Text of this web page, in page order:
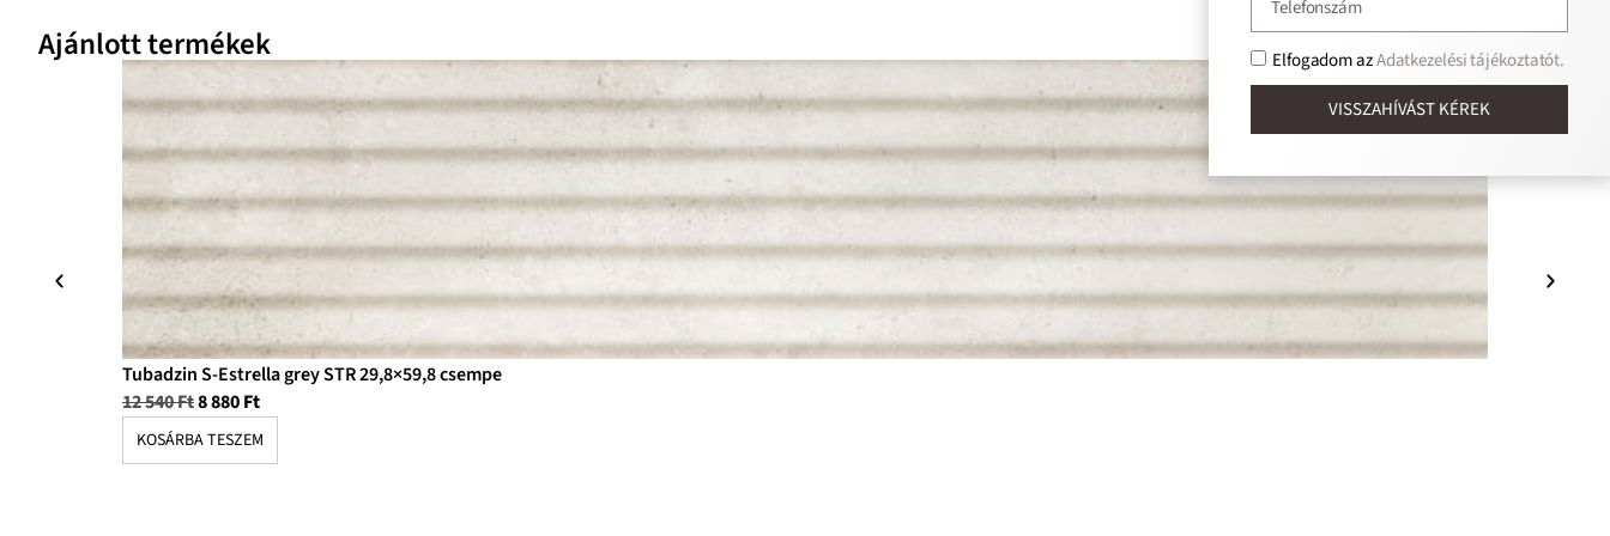
Ajánlott termékek
Tubadzin S-Estrella grey STR 29,8×59,8 csempe
12 540Ft8 880Ft
KOSÁRBA TESZEM
Elfogadom azAdatkezelési tájékoztatót.
VISSZAHÍVÁST KÉREK